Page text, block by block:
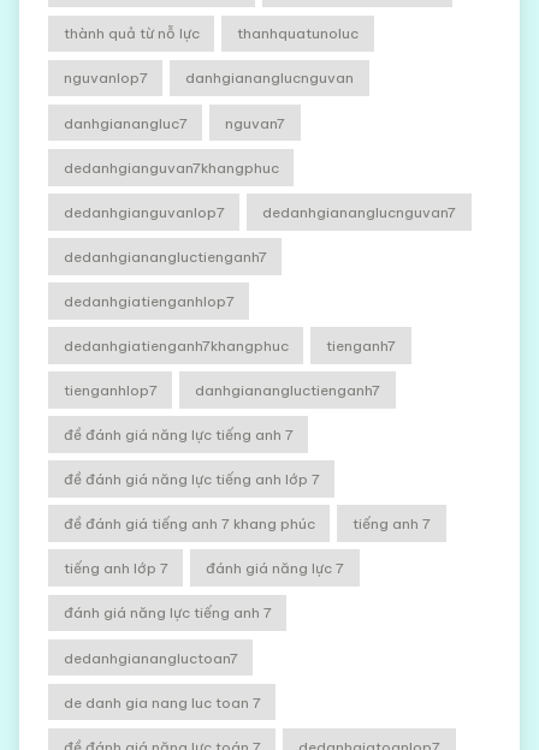
thành quả từ nỗ lực thanhquatunoluc
nguvanlop7 danhgiananglucnguvan
danhgianangluc7 nguvan7
dedanhgianguvan7khangphuc
dedanhgianguvanlop7 dedanhgiananglucnguvan7
dedanhgianangluctienganh7
dedanhgiatienganhlop7
dedanhgiatienganh7khangphuc tienganh7
tienganhlop7 danhgianangluctienganh7
đề đánh giá năng lực tiếng anh 7
đề đánh giá năng lực tiếng anh lớp 7
đề đánh giá tiếng anh 7 khang phúc tiếng anh 7
tiếng anh lớp 7 đánh giá năng lực 7
đánh giá năng lực tiếng anh 7
dedanhgianangluctoan7
de danh gia nang luc toan 7